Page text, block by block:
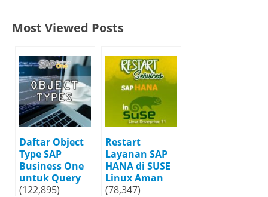
Most Viewed Posts
Daftar Object
Type SAP
Business One
untuk Query
(122,895)
Restart
Layanan SAP
HANA di SUSE
Linux Aman
(78,347)